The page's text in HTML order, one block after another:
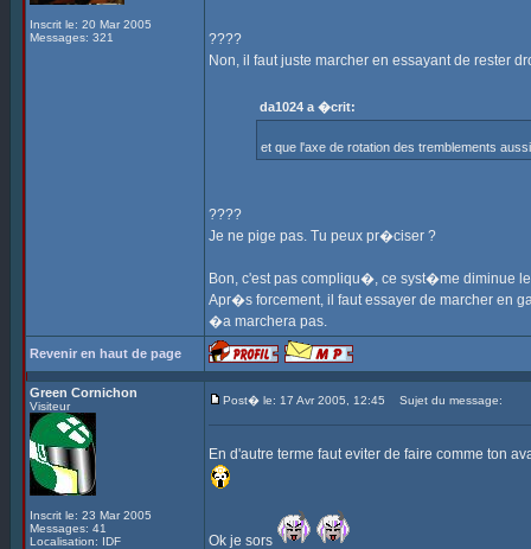
Inscrit le: 20 Mar 2005
Messages: 321
????
Non, il faut juste marcher en essayant de rester
da1024 a �crit:
et que l'axe de rotation des tremblements
????
Je ne pige pas. Tu peux pr�ciser ?
Bon, c'est pas compliqu�, ce syst�me diminue
Apr�s forcement, il faut essayer de marcher en
�a marchera pas.
Revenir en haut de page
Green Cornichon
Visiteur
Inscrit le: 23 Mar 2005
Messages: 41
Localisation: IDF
Post� le: 17 Avr 2005, 12:45 Sujet du message:
En d'autre terme faut eviter de faire comme ton
Ok je sors